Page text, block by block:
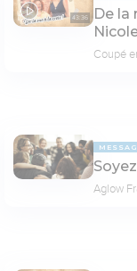
43:36
De la
Coupé
Aglow